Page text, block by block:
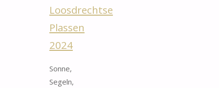
Loosdrechtse
Plassen
2024
Sonne,
Segeln,